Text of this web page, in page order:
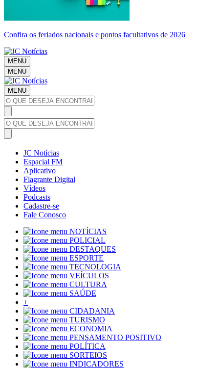
Confira os feriados nacionais e pontos facultativos de 2026
MENU
MENU
MENU
JC Notícias
Espacial FM
Aplicativo
Flagrante Digital
Vídeos
Podcasts
Cadastre-se
Fale Conosco
NOTÍCIAS
POLICIAL
DESTAQUES
ESPORTE
TECNOLOGIA
VEÍCULOS
CULTURA
SAÚDE
+
CIDADANIA
TURISMO
ECONOMIA
PENSAMENTO POSITIVO
POLÍTICA
SORTEIOS
INDICADORES